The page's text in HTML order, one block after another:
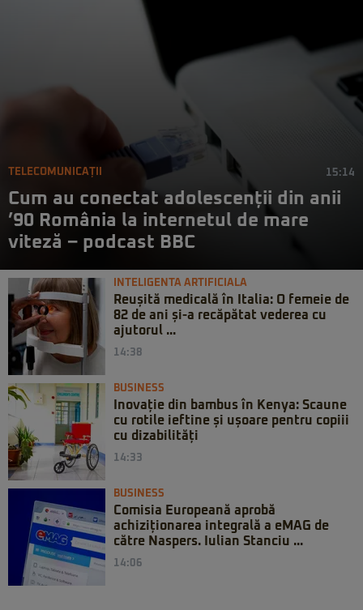
TELECOMUNICAȚII 15:14
Cum au conectat adolescenții din anii
’90 România la internetul de mare
viteză – podcast BBC
INTELIGENTA ARTIFICIALA
Reușită medicală în Italia: O femeie de
82 de ani și-a recăpătat vederea cu
ajutorul ...
14:38
BUSINESS
Inovație din bambus în Kenya: Scaune
cu rotile ieftine și ușoare pentru copiii
cu dizabilități
14:33
BUSINESS
Comisia Europeană aprobă
achiziționarea integrală a eMAG de
către Naspers. Iulian Stanciu ...
14:06